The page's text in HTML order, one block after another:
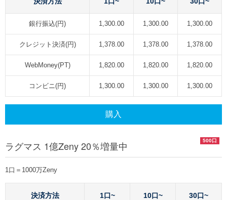
銀行振込(円) 1,300.00 1,300.00 1,300.00
クレジット決済(円) 1,378.00 1,378.00 1,378.00
WebMoney(PT) 1,820.00 1,820.00 1,820.00
コンビニ(円) 1,300.00 1,300.00 1,300.00
購入
500口
ラグマス 1億Zeny 20％増量中
1口＝1000万Zeny
決済方法 1口~ 10口~ 30口~